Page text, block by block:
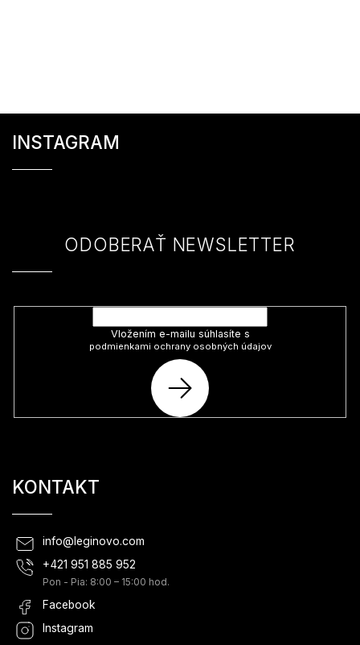
INSTAGRAM
ODOBERAŤ NEWSLETTER
Vložením e-mailu súhlasíte s
podmienkami ochrany osobných údajov
PRIHLÁSIŤ
SA
KONTAKT
info@ leginovo.com
+421 951 885 952
Pon - Pia: 8:00 – 15:00 hod.
Facebook
Instagram